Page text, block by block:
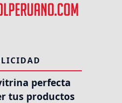
perfecta
tus productos